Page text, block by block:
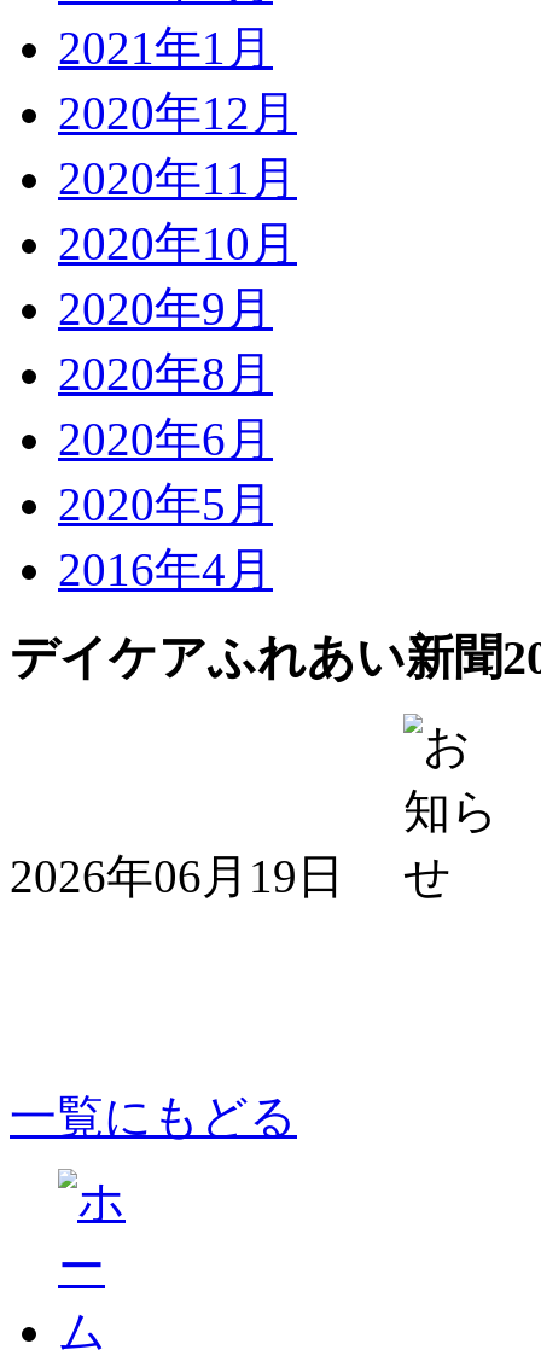
2021年1月
2020年12月
2020年11月
2020年10月
2020年9月
2020年8月
2020年6月
2020年5月
2016年4月
デイケアふれあい新聞
2026年06月19日
一覧にもどる